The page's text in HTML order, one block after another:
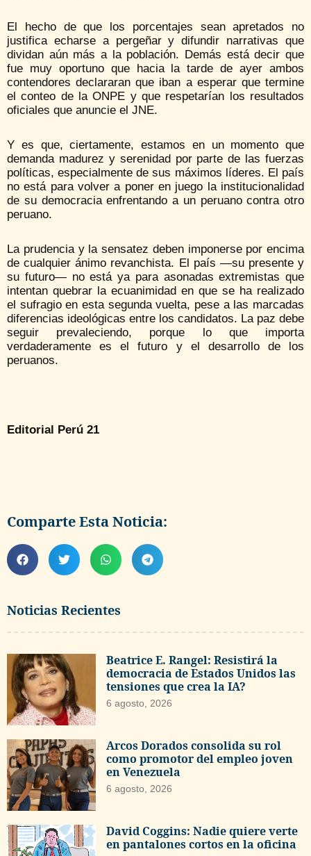
Noticias Recientes
Beatrice E. Rangel: Resistirá la
democracia de Estados Unidos las
tensiones que crea la IA?
6 agosto, 2026
Arcos Dorados consolida su rol
como promotor del empleo joven
en Venezuela
6 agosto, 2026
David Coggins: Nadie quiere verte
en pantalones cortos en la oficina
El hecho de que los porcentajes sean apretados no
justifica echarse a pergeñar y difundir narrativas que
dividan aún más a la población. Demás está decir que
fue muy oportuno que hacia la tarde de ayer ambos
contendores declararan que iban a esperar que termine
el conteo de la ONPE y que respetarían los resultados
oficiales que anuncie el JNE.
Y es que, ciertamente, estamos en un momento que
demanda madurez y serenidad por parte de las fuerzas
políticas, especialmente de sus máximos líderes. El país
no está para volver a poner en juego la institucionalidad
de su democracia enfrentando a un peruano contra otro
peruano.
La prudencia y la sensatez deben imponerse por encima
de cualquier ánimo revanchista. El país —su presente y
su futuro— no está ya para asonadas extremistas que
intentan quebrar la ecuanimidad en que se ha realizado
el sufragio en esta segunda vuelta, pese a las marcadas
diferencias ideológicas entre los candidatos. La paz debe
seguir prevaleciendo, porque lo que importa
verdaderamente es el futuro y el desarrollo de los
peruanos.
Editorial Perú 21
Comparte Esta Noticia: